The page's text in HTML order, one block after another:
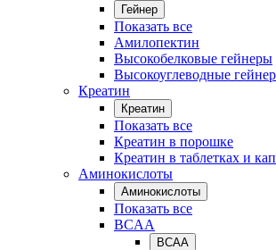
Гейнер
Показать все
Амилопектин
Высокобелковые гейнеры
Высокоуглеводные
Креатин
Креатин
Показать все
Креатин в порошке
Креатин в таблетках и
Аминокислоты
Аминокислоты
Показать все
BCAA
BCAA